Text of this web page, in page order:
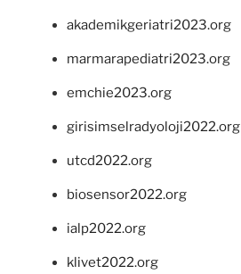
akademikgeriatri2023.org
marmarapediatri2023.org
emchie2023.org
girisimselradyoloji2022.org
utcd2022.org
biosensor2022.org
ialp2022.org
klivet2022.org